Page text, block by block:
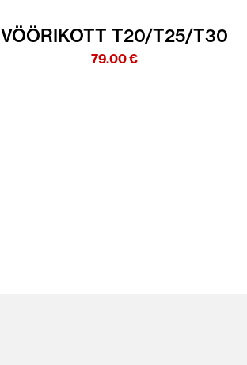
VÖÖRIKOTT T20/T25/T30
79.00€